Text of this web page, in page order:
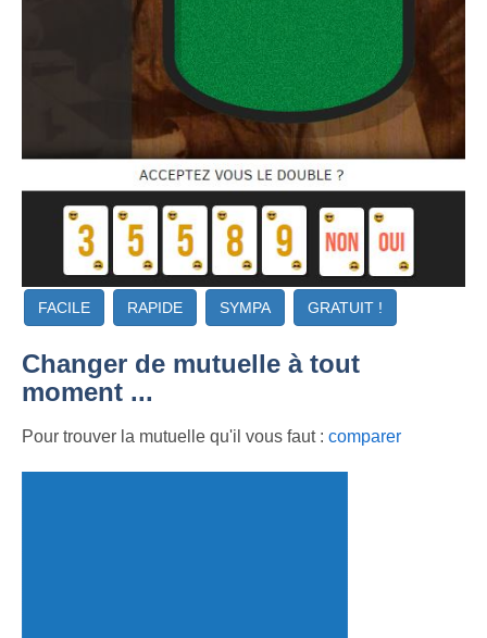
FACILE RAPIDE SYMPA GRATUIT !
Changer de mutuelle à tout
moment ...
Pour trouver la mutuelle qu'il vous faut : comparer